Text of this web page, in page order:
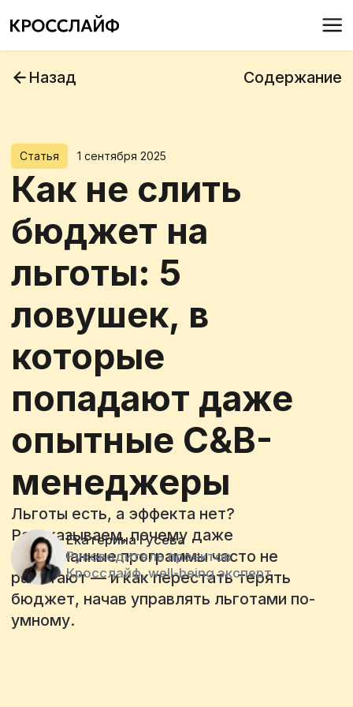
Назад Содержание
Как не слить
бюджет на
льготы: 5
ловушек, в
которые
попадают даже
опытные C&B-
менеджеры
Льготы есть, а эффекта нет?
продуманные программы часто не
работают — и как перестать терять
бюджет, начав управлять льготами по-
умному.
Руководитель проектов
Кросслайф, well-being эксперт